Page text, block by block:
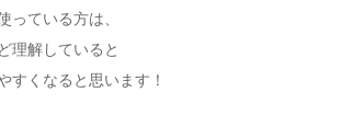
っている方は、
理解していると
すくなると思います！